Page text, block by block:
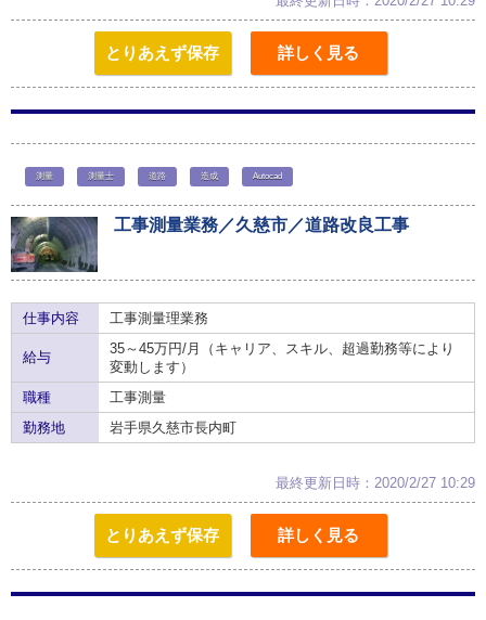
とりあえず保存 詳しく見る
測量 測量士 道路 造成 Autocad
工事測量業務／久慈市／道路改良工事
仕事内容 工事測量理業務
給与
35～45万円/月（キャリア、スキル、超過勤務等により
変動します）
職種
工事測量
勤務地
岩手県久慈市長内町
最終更新日時：2020/2/27 10:29
とりあえず保存 詳しく見る